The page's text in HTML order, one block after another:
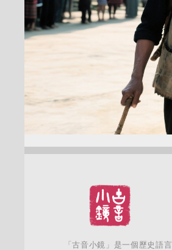
「古音小鏡」是一個歷史語言